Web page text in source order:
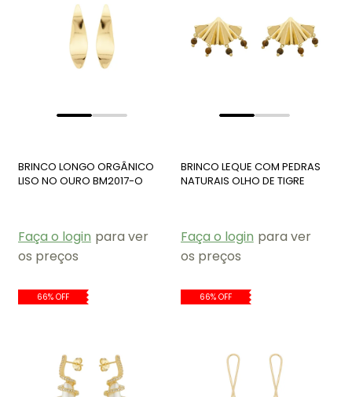
BRINCO LONGO ORGÂNICO
LISO NO OURO BM2017-O
Faça o login para ver
os preços
BRINCO LEQUE COM PEDRAS
NATURAIS OLHO DE TIGRE
Faça o login para ver
os preços
66% OFF 66% OFF